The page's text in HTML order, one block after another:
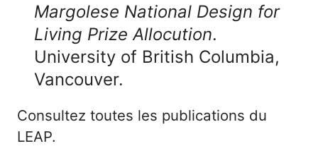
Margolese National Design for
Living Prize Allocution.
University of British Columbia,
Vancouver.
Consultez toutes les publications du
LEAP.